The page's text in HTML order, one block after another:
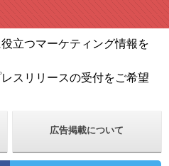
立つマーケティング情報を
スリリースの受付をご希望
広告掲載について